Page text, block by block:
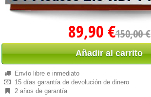
89,90 €150,00 €
Añadir al carrito
Envío libre e inmediato
15 días garantía de devolución de dinero
2 años de garantía